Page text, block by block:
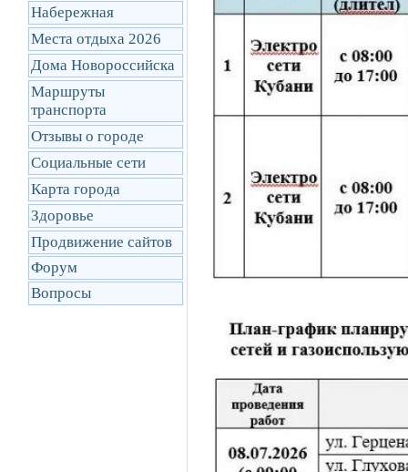
Набережная
Места отдыха 2026
Дома Новороссийска
Маршруты
транcпорта
Отзывы о городе
Социальные сети
Карта города
Здоровье
Продвижение сайтов
Форум
Вопросы